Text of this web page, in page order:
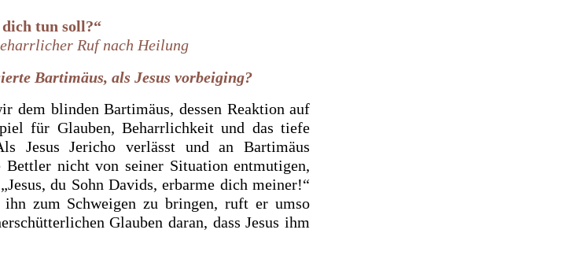
tun soll?“
Ruf nach Heilung
Bartimäus, als Jesus vorbeiging?
dem blinden Bartimäus, dessen Reaktion auf
für Glauben, Beharrlichkeit und das tiefe
Jesus Jericho verlässt und an Bartimäus
nicht von seiner Situation entmutigen,
du Sohn Davids, erbarme dich meiner!“
zum Schweigen zu bringen, ruft er umso
Glauben daran, dass Jesus ihm